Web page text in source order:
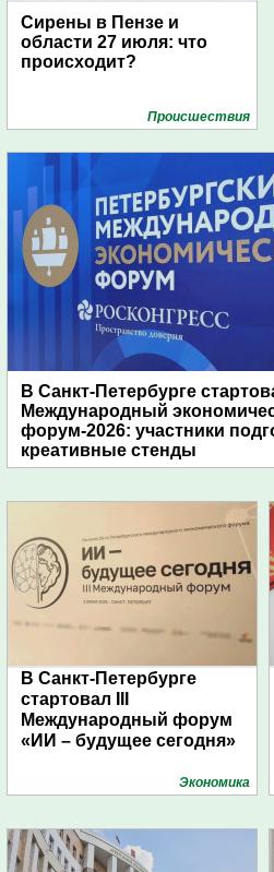
Сирены в Пензе и
области 27 июля: что
происходит?
Проиcшествия
В Санкт-Петербурге
Международный
форум-2026: участники
креативные стенды
В Санкт-Петербурге
стартовал III
Международный форум
«ИИ – будущее сегодня»
Экономика